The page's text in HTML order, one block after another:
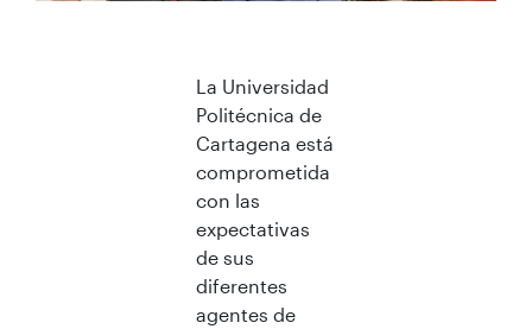
La Universidad
Politécnica de
Cartagena está
comprometida
con las
expectativas
de sus
diferentes
agentes de